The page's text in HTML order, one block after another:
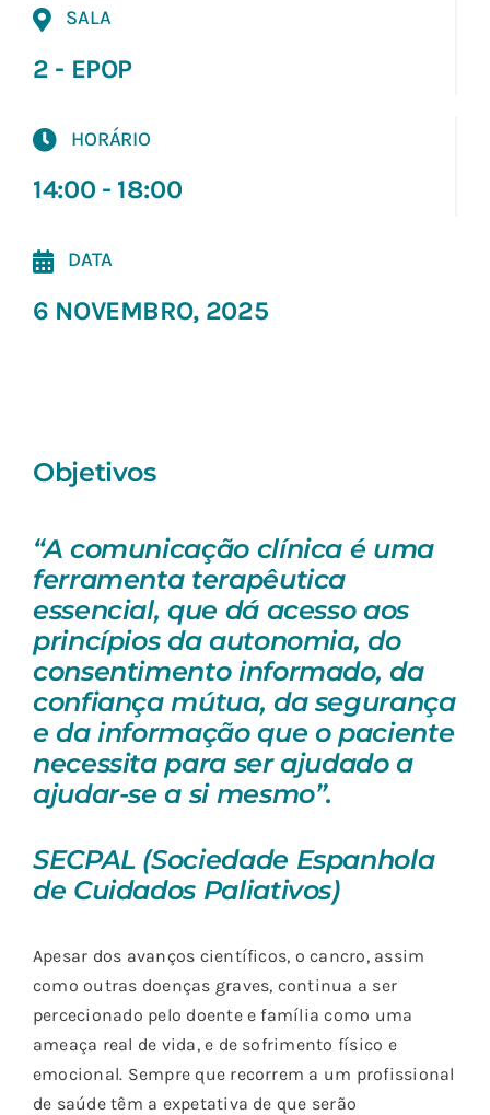
SALA
2 - EPOP
HORÁRIO
14:00 - 18:00
DATA
6 NOVEMBRO, 2025
Objetivos
“A comunicação clínica é uma
ferramenta terapêutica
essencial, que dá acesso aos
princípios da autonomia, do
consentimento informado, da
confiança mútua, da segurança
e da informação que o paciente
necessita para ser ajudado a
ajudar-se a si mesmo”.
SECPAL (Sociedade Espanhola
de Cuidados Paliativos)
Apesar dos avanços científicos, o cancro, assim
como outras doenças graves, continua a ser
percecionado pelo doente e família como uma
ameaça real de vida, e de sofrimento físico e
emocional. Sempre que recorrem a um profissional
de saúde têm a expetativa de que serão